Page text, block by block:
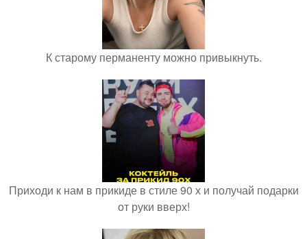
К старому перманенту можно привыкнуть.
Приходи к нам в прикиде в стиле 90 х и получай подарки
от руки вверх!